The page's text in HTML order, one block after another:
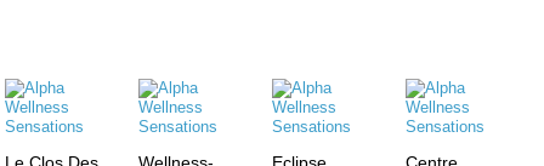
Le Clos Des Wellness- Eclipse Centre